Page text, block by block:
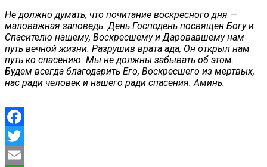
Не должно думать, что почитание воскресного дня —
маловажная заповедь. День Господень посвящен Богу и
Спасителю нашему, Воскресшему и Даровавшему нам
путь вечной жизни. Разрушив врата ада, Он открыл нам
путь ко спасению. Мы не должны забывать об этом.
Будем всегда благодарить Его, Воскресшего из мертвых,
нас ради человек и нашего ради спасения. Аминь.
Facebook
Twitter